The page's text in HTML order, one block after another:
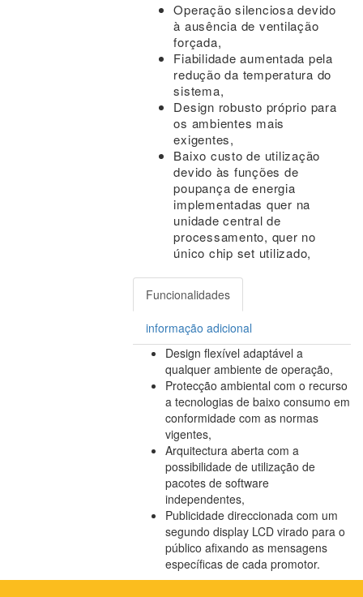
Operação silenciosa devido
à ausência de ventilação
forçada,
Fiabilidade aumentada pela
redução da temperatura do
sistema,
Design robusto próprio para
os ambientes mais
exigentes,
Baixo custo de utilização
devido às funções de
poupança de energia
implementadas quer na
unidade central de
processamento, quer no
único chip set utilizado,
Funcionalidades
informação adicional
Design flexível adaptável a
qualquer ambiente de operação,
Protecção ambiental com o recurso
a tecnologias de baixo consumo em
conformidade com as normas
vigentes,
Arquitectura aberta com a
possibilidade de utilização de
pacotes de software
independentes,
Publicidade direccionada com um
segundo display LCD virado para o
público afixando as mensagens
específicas de cada promotor.